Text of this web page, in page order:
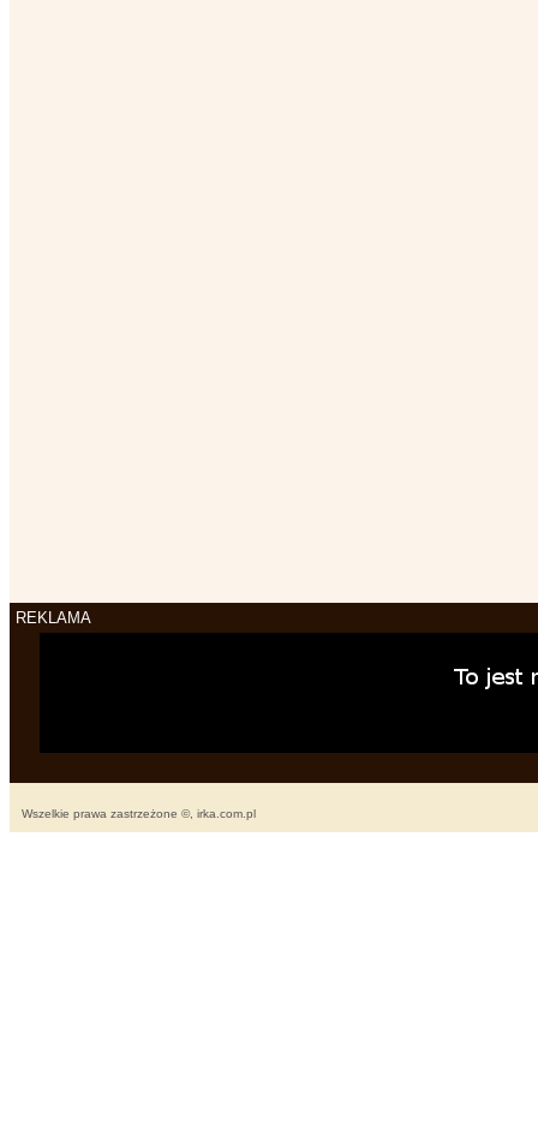
REKLAMA
Wszelkie prawa zastrzeżone ©, irka.com.pl